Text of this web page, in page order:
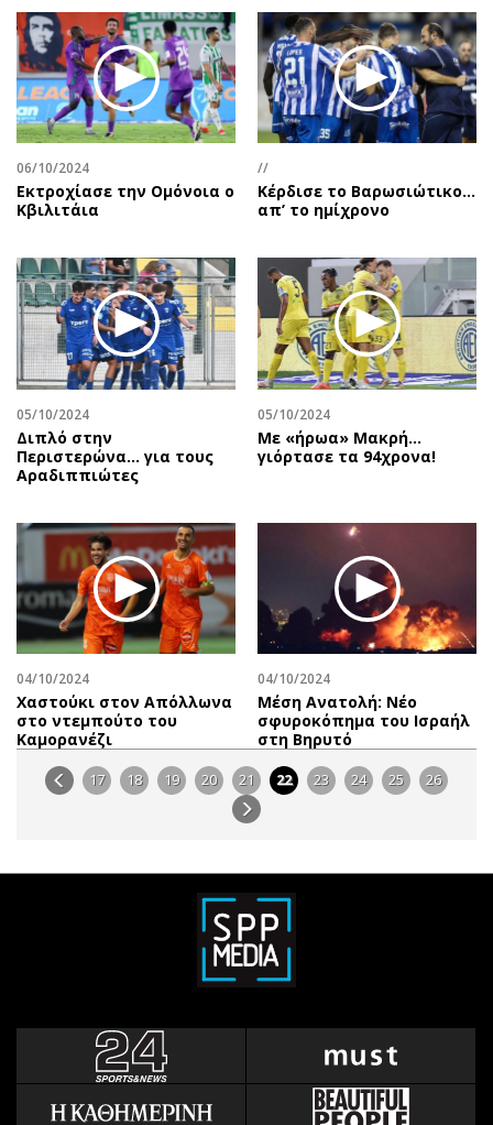
06/10/2024
Εκτροχίασε την Ομόνοια ο
Κβιλιτάια
//
Κέρδισε το Βαρωσιώτικο…
απ’ το ημίχρονο
05/10/2024
Διπλό στην
Περιστερώνα… για τους
Αραδιππιώτες
05/10/2024
Με «ήρωα» Μακρή…
γιόρτασε τα 94χρονα!
04/10/2024
Χαστούκι στον Απόλλωνα
στο ντεμπούτο του
Καμορανέζι
04/10/2024
Mέση Ανατολή: Νέο
σφυροκόπημα του Ισραήλ
στη Βηρυτό
17 18 19 20 21 22 23 24 25 26